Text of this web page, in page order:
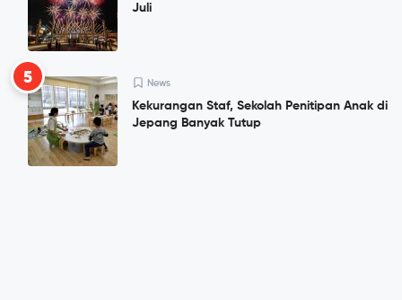
Juli
5 News
Kekurangan Staf, Sekolah Penitipan Anak di
Jepang Banyak Tutup